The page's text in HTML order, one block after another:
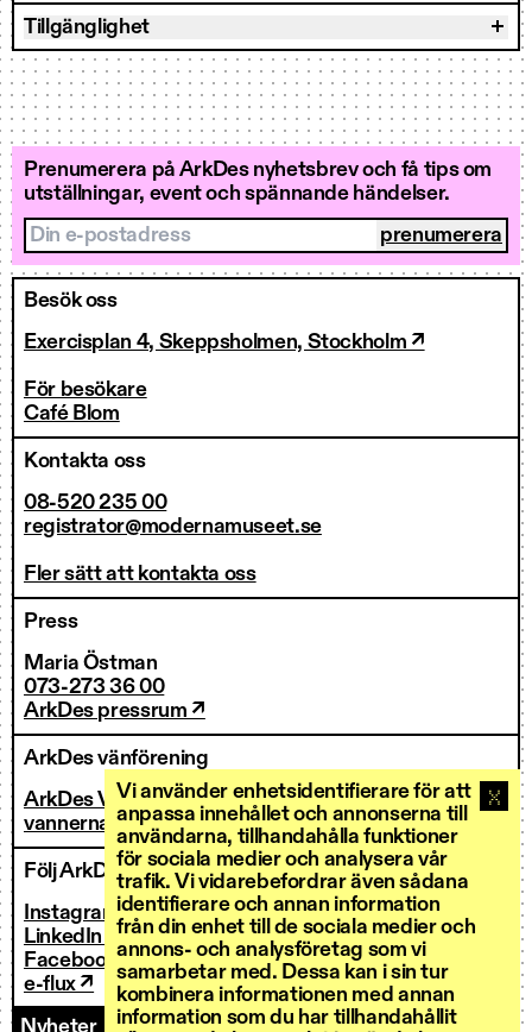
Vi använder enhetsidentifierare för att
anpassa innehållet och annonserna till
användarna, tillhandahålla funktioner
för sociala medier och analysera vår
trafik. Vi vidarebefordrar även sådana
identifierare och annan information
från din enhet till de sociala medier och
annons- och analysföretag som vi
samarbetar med. Dessa kan i sin tur
kombinera informationen med annan
information som du har tillhandahållit
Tillgänglighet
Prenumerera på ArkDes nyhetsbrev och få tips om
utställningar, event och spännande händelser.
Din e-postadress
Besök oss
Exercisplan 4, Skeppsholmen, Stockholm ↗
För besökare
Café Blom
Kontakta oss
08-520 235 00
registrator@modernamuseet.se
Fler sätt att kontakta oss
Press
Maria Östman
073-273 36 00
ArkDes pressrum ↗
ArkDes vänförening
ArkDes Vänner
vannerna@arkdes.se
Följ ArkDes
Instagram ↗
LinkedIn ↗
Facebook ↗
e-flux ↗
Nyheter
Kontakt Personal Fakturering